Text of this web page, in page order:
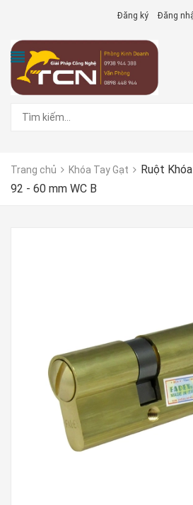
Đăng ký Đăng
Trang chủ Khóa Tay Gạt
Ruột
92 - 60 mm WC B